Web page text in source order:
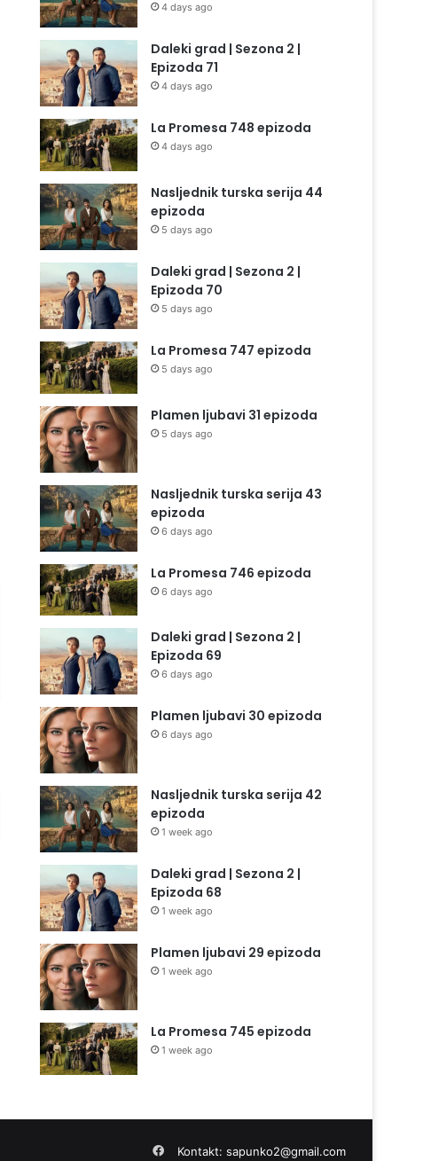
4 days ago
Daleki grad | Sezona 2 |
Epizoda 71
4 days ago
La Promesa 748 epizoda
4 days ago
Nasljednik turska serija 44
epizoda
5 days ago
Daleki grad | Sezona 2 |
Epizoda 70
5 days ago
La Promesa 747 epizoda
5 days ago
Plamen ljubavi 31 epizoda
5 days ago
Nasljednik turska serija 43
epizoda
6 days ago
La Promesa 746 epizoda
6 days ago
Daleki grad | Sezona 2 |
Epizoda 69
6 days ago
Plamen ljubavi 30 epizoda
6 days ago
Nasljednik turska serija 42
epizoda
1 week ago
Daleki grad | Sezona 2 |
Epizoda 68
1 week ago
Plamen ljubavi 29 epizoda
1 week ago
La Promesa 745 epizoda
1 week ago
Kontakt: sapunko2@gmail.com
Facebook